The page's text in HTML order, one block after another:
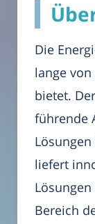
Die
lange
bietet.
führende
liefert
Bereich